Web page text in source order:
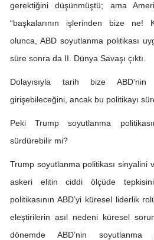
gerektiğini düşünmüştü; ama
“başkalarının işlerinden bize ne!
olunca, ABD soyutlanma politikası
süre sonra da II. Dünya Savaşı çıktı.
Dolayısıyla tarih bize ABD’nin
girişebileceğini, ancak bu politikayı
Peki Trump soyutlanma
sürdürebilir mi?
Trump soyutlanma politikası sinyalini
askeri elitin ciddi ölçüde
politikasının ABD’yi küresel liderlik
eleştirilerin asıl nedeni küresel
dönemde ABD’nin soyutlanma